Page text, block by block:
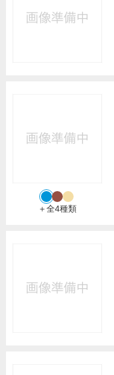
＋全4種類